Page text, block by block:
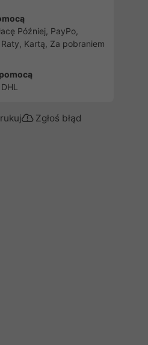
Później, PayPo,
Kartą, Za pobraniem
Zgłoś błąd